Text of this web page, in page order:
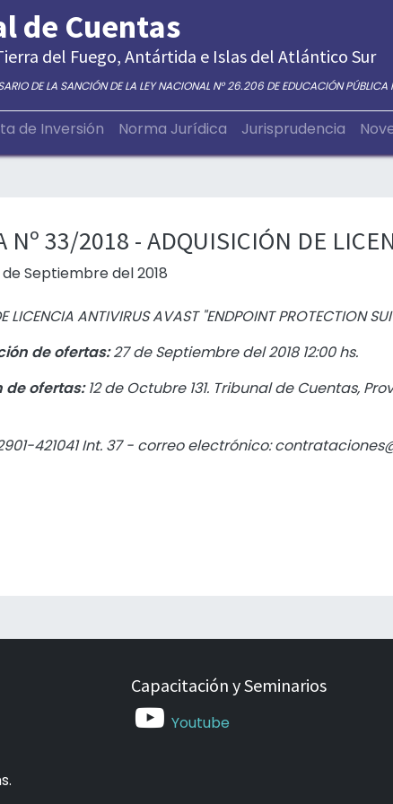
de Cuentas
del Fuego, Antártida e Islas del Atlántico Sur
DE LA SANCIÓN DE LA LEY NACIONAL N° 26.206 DE EDUCACIÓN PÚBLICA
de Inversión Norma Jurídica Jurisprudencia
Nº 33/2018 - ADQUISICIÓN DE
Septiembre del 2018
LICENCIA ANTIVIRUS AVAST "ENDPOINT PROTECTION
de ofertas:27 de Septiembre del 2018 12:00 hs.
de ofertas:12 de Octubre 131. Tribunal de Cuentas,
421041 Int. 37 - correo electrónico:
Capacitación y Seminarios
Youtube